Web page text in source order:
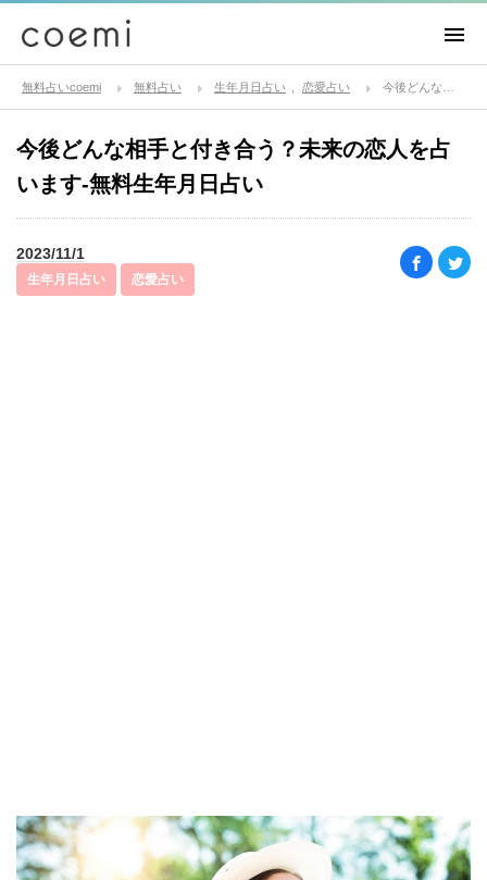
無料占いcoemi 無料占い 生年月日占い 恋愛占い
今後どんな相手と付き合う？未来の恋人を占
います-無料生年月日占い
2023/11/1
生年月日占い 恋愛占い